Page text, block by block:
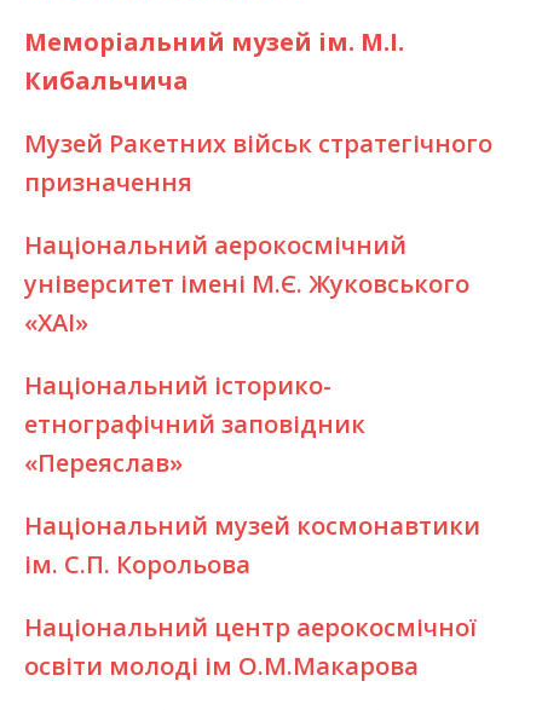
Меморіальний музей ім. М.І.
Кибальчича
Музей Ракетних військ стратегічного
призначення
Національний аерокосмічний
університет імені М.Є. Жуковського
«ХАІ»
Національний історико-
етнографічний заповідник
«Переяслав»
Національний музей космонавтики
ім. С.П. Корольова
Національний центр аерокосмічної
освіти молоді ім О.М.Макарова